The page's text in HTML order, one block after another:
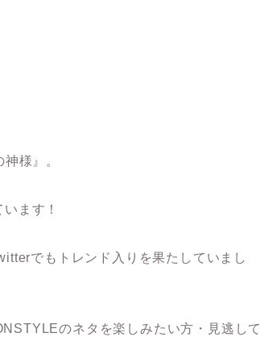
様』。
ます！
でもトレンド入りを果たしていまし
のネタを楽しみたい方・見逃して